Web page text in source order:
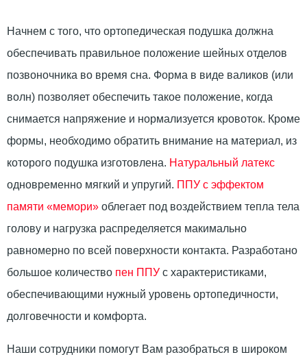
Начнем с того, что ортопедическая подушка должна
обеспечивать правильное положение шейных отделов
позвоночника во время сна. Форма в виде валиков (или
волн) позволяет обеспечить такое положение, когда
снимается напряжение и нормализуется кровоток. Кроме
формы, необходимо обратить внимание на материал, из
которого подушка изготовлена. Натуральный латекс
одновременно мягкий и упругий. ППУ с эффектом
памяти «мемори» облегает под воздействием тепла тела
голову и нагрузка распределяется макимально
равномерно по всей поверхности контакта. Разработано
большое количество пен ППУ с характеристиками,
обеспечивающими нужный уровень ортопедичности,
долговечности и комфорта.
Наши сотрудники помогут Вам разобраться в широком